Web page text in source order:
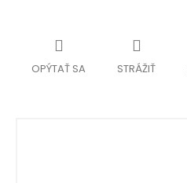
OPÝTAŤ SA STRÁŽIŤ